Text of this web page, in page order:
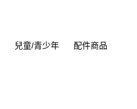
兒童/青少年 配件商品